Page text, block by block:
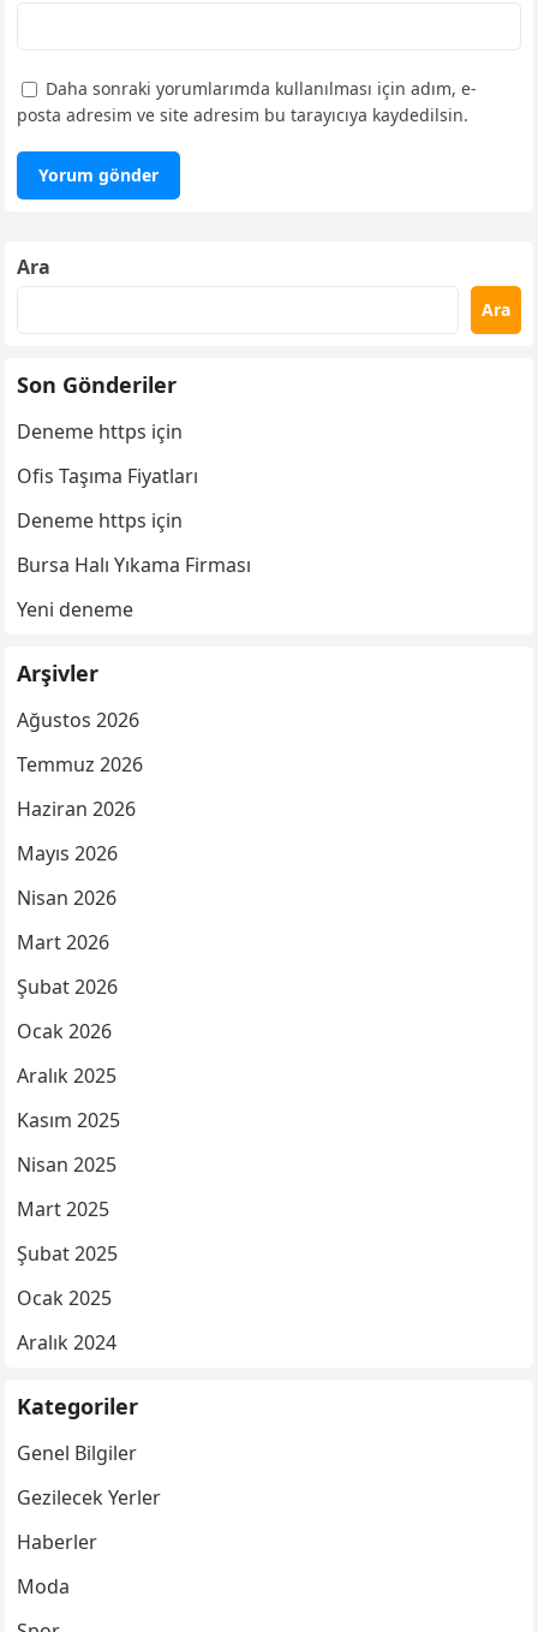
Daha sonraki yorumlarımda kullanılması için adım, e-
posta adresim ve site adresim bu tarayıcıya kaydedilsin.
Ara
Ara
Son Gönderiler
Deneme https için
Ofis Taşıma Fiyatları
Deneme https için
Bursa Halı Yıkama Firması
Yeni deneme
Arşivler
Ağustos 2026
Temmuz 2026
Haziran 2026
Mayıs 2026
Nisan 2026
Mart 2026
Şubat 2026
Ocak 2026
Aralık 2025
Kasım 2025
Nisan 2025
Mart 2025
Şubat 2025
Ocak 2025
Aralık 2024
Kategoriler
Genel Bilgiler
Gezilecek Yerler
Haberler
Moda